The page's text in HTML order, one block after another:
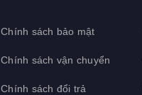
Chính sách bảo mật
Chính sách vận chuyển
Chính sách đổi trả